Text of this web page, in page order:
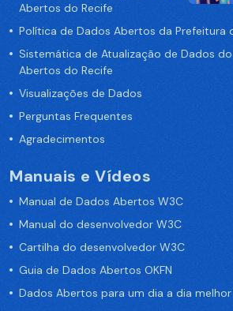
Abertos do Recife
Política de Dados Abertos da Prefeitura
Sistemática de Atualização de Dados
Abertos do Recife
Visualizações de Dados
Perguntas Frequentes
Agradecimentos
Manuais e Vídeos
Manual de Dados Abertos W3C
Manual do desenvolvedor W3C
Cartilha do desenvolvedor W3C
Guia de Dados Abertos OKFN
Dados Abertos para um dia a dia melhor